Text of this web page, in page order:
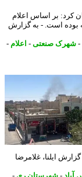
بر اساس اعلام
است. - به گزارش
صنعتی-اعلام -
ایلنا، غلامرضا